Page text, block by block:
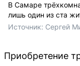
В Самаре
лишь один из ста
Источник: Сергей
Приобретение